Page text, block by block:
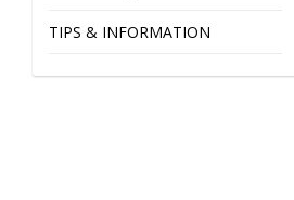
TIPS & INFORMATION